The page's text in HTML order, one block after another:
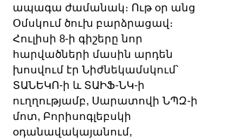
ապագա ժամանակ։ Ութ օր անց
Օմսկում ծուխ բարձրացավ։
Հուլիսի 8-ի գիշերը նոր
հարվածների մասին արդեն
խոսվում էր Նիժնեկամսկում՝
ՏԱՆԵԿՈ-ի և ՏԱԻՖ-ՆԿ-ի
ուղղությամբ, Սարատովի ՆՊԶ-ի
մոտ, Բորիսոգլեբսկի
օդանավակայանում,